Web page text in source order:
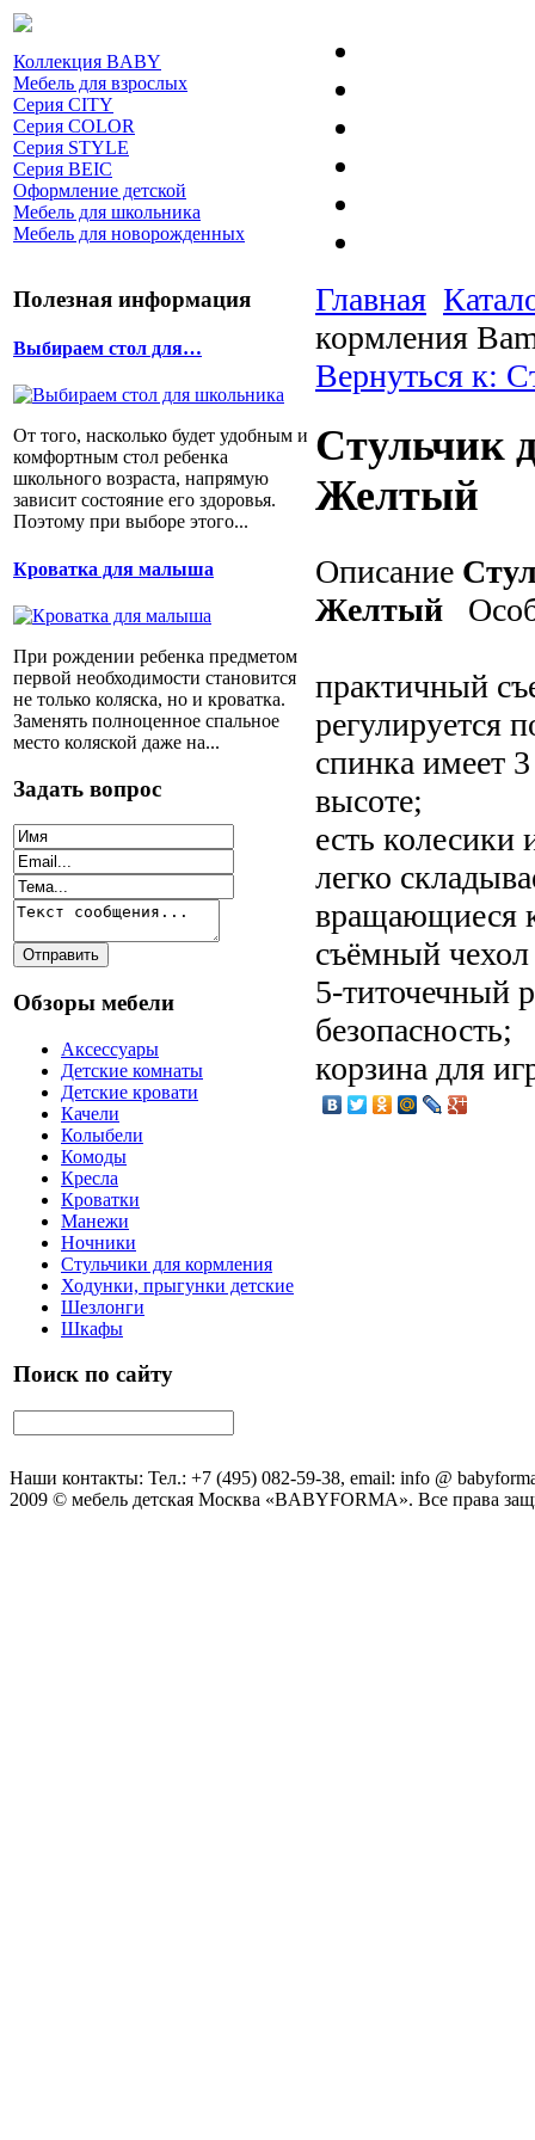
Коллекция BABY
Мебель для взрослых
Серия CITY
Серия COLOR
Серия STYLE
Серия BEIC
Оформление детской
Мебель для школьника
Мебель для новорожденных
Полезная информация
Выбираем стол для…
От того, насколько будет удобным и
комфортным стол ребенка
школьного возраста, напрямую
зависит состояние его здоровья.
Поэтому при выборе этого...
Кроватка для малыша
При рождении ребенка предметом
первой необходимости становится
не только коляска, но и кроватка.
Заменять полноценное спальное
место коляской даже на...
Задать вопрос
Обзоры мебели
Аксессуары
Детские комнаты
Детские кровати
Качели
Колыбели
Комоды
Кресла
Кроватки
Манежи
Ночники
Стульчики для кормления
Ходунки, прыгунки детские
Шезлонги
Шкафы
Поиск по сайту
Главная
кормления
Вернуться к:
Стульчик
Желтый
Описание
Желтый
практичный
регулируется
спинка имеет
высоте;
есть колесики
легко
вращающиеся
съёмный чехол
5-титочечный
безопасность;
корзина для
Наши контакты: Тел.: +7 (495) 082-59-38, email: info @
2009 © мебель детская Москва «BABYFORMA». Все права